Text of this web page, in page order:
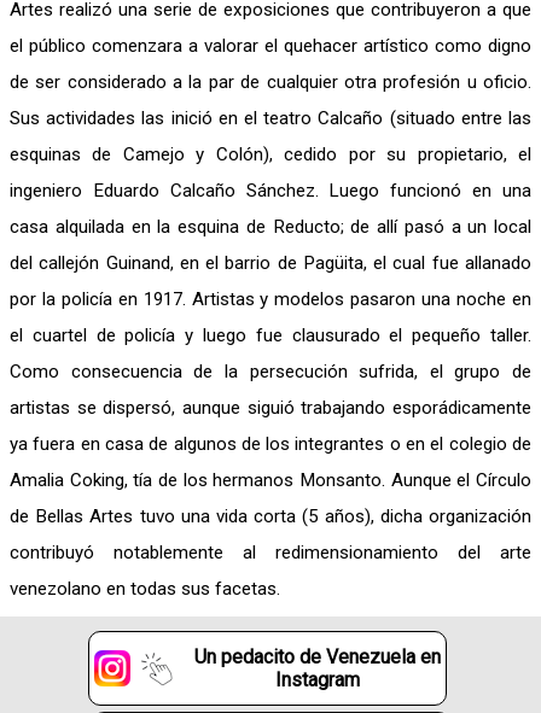
Artes realizó una serie de exposiciones que contribuyeron a que
el público comenzara a valorar el quehacer artístico como digno
de ser considerado a la par de cualquier otra profesión u oficio.
Sus actividades las inició en el teatro Calcaño (situado entre las
esquinas de Camejo y Colón), cedido por su propietario, el
ingeniero Eduardo Calcaño Sánchez. Luego funcionó en una
casa alquilada en la esquina de Reducto; de allí pasó a un local
del callejón Guinand, en el barrio de Pagüita, el cual fue allanado
por la policía en 1917. Artistas y modelos pasaron una noche en
el cuartel de policía y luego fue clausurado el pequeño taller.
Como consecuencia de la persecución sufrida, el grupo de
artistas se dispersó, aunque siguió trabajando esporádicamente
ya fuera en casa de algunos de los integrantes o en el colegio de
Amalia Coking, tía de los hermanos Monsanto. Aunque el Círculo
de Bellas Artes tuvo una vida corta (5 años), dicha organización
contribuyó notablemente al redimensionamiento del arte
venezolano en todas sus facetas.
Un pedacito de Venezuela en
Instagram